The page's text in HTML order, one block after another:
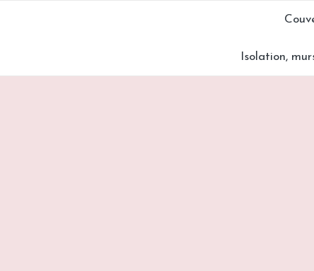
content
Isolation,